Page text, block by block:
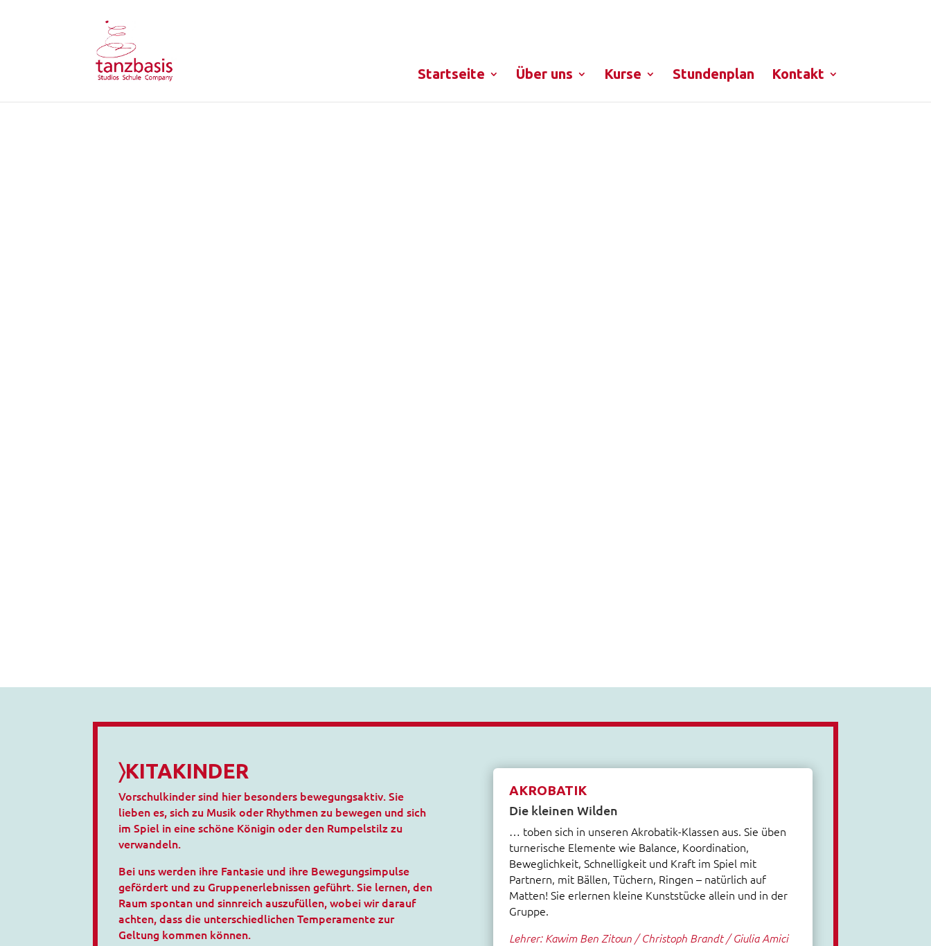
Startseite Über uns Kurse Stundenplan Kontakt
〉KITAKINDER
Vorschulkinder sind hier besonders bewegungsaktiv. Sie
lieben es, sich zu Musik oder Rhythmen zu bewegen und sich
im Spiel in eine schöne Königin oder den Rumpelstilz zu
verwandeln.
Bei uns werden ihre Fantasie und ihre Bewegungsimpulse
gefördert und zu Gruppenerlebnissen geführt. Sie lernen, den
Raum spontan und sinnreich auszufüllen, wobei wir darauf
achten, dass die unterschiedlichen Temperamente zur
Geltung kommen können.
AKROBATIK
Die kleinen Wilden
… toben sich in unseren Akrobatik-Klassen aus. Sie üben
turnerische Elemente wie Balance, Koordination,
Beweglichkeit, Schnelligkeit und Kraft im Spiel mit
Partnern, mit Bällen, Tüchern, Ringen – natürlich auf
Matten! Sie erlernen kleine Kunststücke allein und in der
Gruppe.
Lehrer: Kawim Ben Zitoun / Christoph Brandt / Giulia Amici